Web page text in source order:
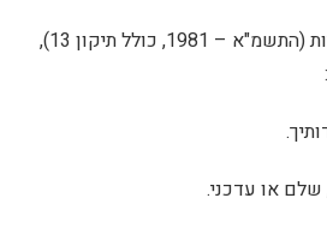
בהתאם לחוק הגנת הפרטיות (התשמ"א – 1981, כולל תיקון 13),